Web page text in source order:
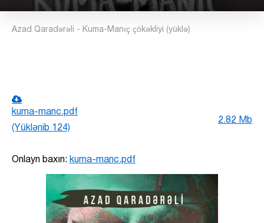
Azad Qaradərəli - Kuma-Manıç çökəkliyi (yüklə)
kuma-manc.pdf
(Yüklənib 124)
2.82 Mb
Onlayn baxın: kuma-manc.pdf